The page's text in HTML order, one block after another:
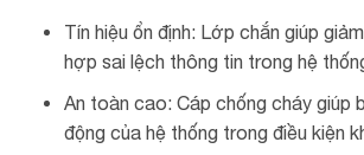
Tín hiệu ổn định: Lớp chắn giúp
hợp sai lệch thông tin trong hệ
An toàn cao: Cáp chống cháy giúp
động của hệ thống trong điều kiện